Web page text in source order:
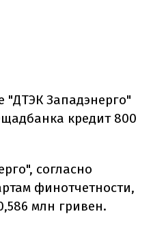
"ДТЭК Западэнерго"
кредит 800
согласно
финотчетности,
млн гривен.